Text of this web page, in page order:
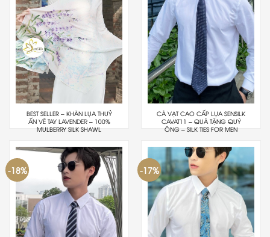
BEST SELLER – KHĂN LỤA THUỶ
ẤN VẼ TAY LAVENDER – 100%
MULBERRY SILK SHAWL
CÀ VẠT CAO CẤP LỤA SENSILK
CAVAT11 – QUÀ TẶNG QUÝ
ÔNG – SILK TIES FOR MEN
-18% -17%